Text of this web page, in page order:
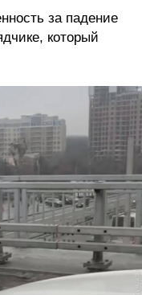
за падение
который